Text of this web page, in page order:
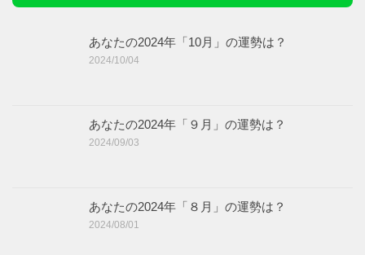
あなたの2024年「10月」の運勢は？
2024/10/04
あなたの2024年「９月」の運勢は？
2024/09/03
あなたの2024年「８月」の運勢は？
2024/08/01